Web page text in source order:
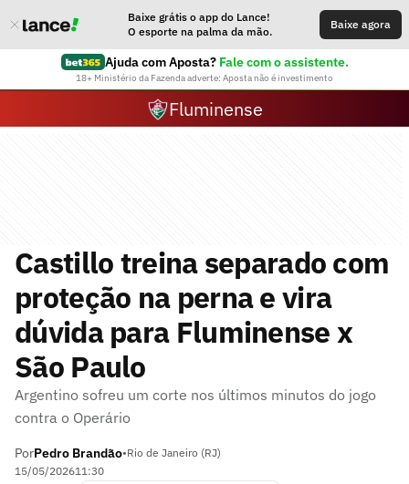
Baixe grátis o app do Lance!
O esporte na palma da mão.
Baixe agora
Ajuda com Aposta? Fale com o assistente.
18+ Ministério da Fazenda adverte: Aposta não é investimento
Fluminense
Castillo treina separado com
proteção na perna e vira
dúvida para Fluminense x
São Paulo
Argentino sofreu um corte nos últimos minutos do jogo
contra o Operário
PorPedro Brandão•Rio de Janeiro (RJ)
15/05/202611:30